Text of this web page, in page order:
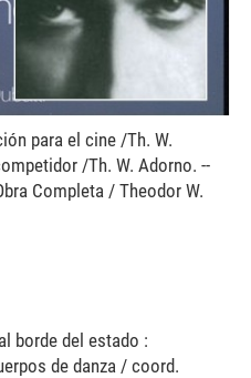
para el cine /Th. W.
/Th. W. Adorno. --
Completa / Theodor W.
borde del estado :
de danza / coord.